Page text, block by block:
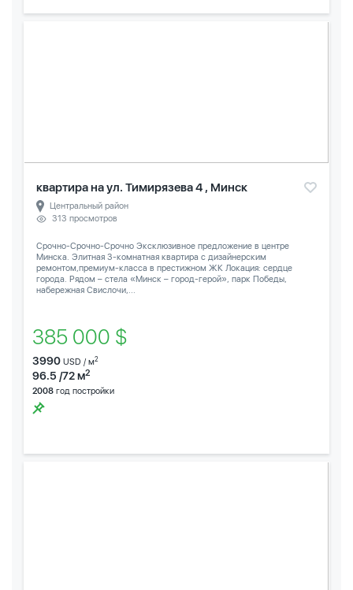
квартира на ул. Тимирязева 4 , Минск
Центральный район
313 просмотров
Срочно-Срочно-Срочно Эксклюзивное предложение в центре
Минска. Элитная 3-комнатная квартира с дизайнерским
ремонтом,премиум-класса в престижном ЖК Локация: сердце
города. Рядом – стела «Минск – город-герой», парк Победы,
набережная Свислочи,...
385 000 $
3990 USD / м2
96.5 /72 м2
2008 год постройки